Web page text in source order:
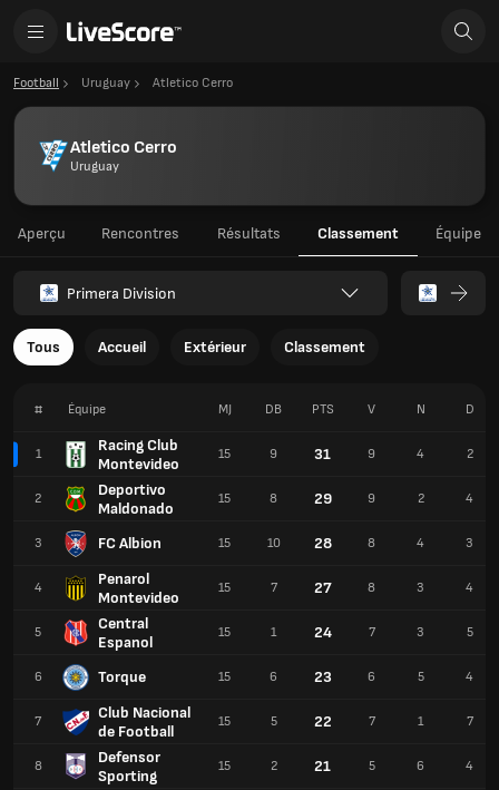
Football Uruguay Atletico Cerro
Atletico Cerro
Uruguay
Aperçu Rencontres Résultats Classement Équipe
Primera Division
Tous Accueil Extérieur Classement
# Équipe
1
Racing Club
Montevideo
2
Deportivo
Maldonado
3 FC Albion
4
Penarol
Montevideo
5
Central
Espanol
6 Torque
7
Club Nacional
de Football
8
Defensor
Sporting
MJ DB PTS V N D
15 9 31 9 4 2
15 8 29 9 2 4
15 10 28 8 4 3
15 7 27 8 3 4
15 1 24 7 3 5
15 6 23 6 5 4
15 5 22 7 1 7
15 2 21 5 6 4